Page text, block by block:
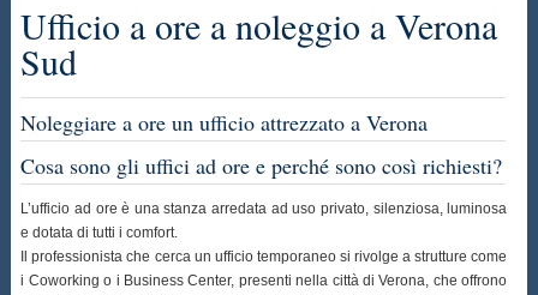
Ufficio a ore a noleggio a Verona
Sud
Noleggiare a ore un ufficio attrezzato a Verona
Cosa sono gli uffici ad ore e perché sono così richiesti?
L’ufficio ad ore è una stanza arredata ad uso privato, silenziosa, luminosa
e dotata di tutti i comfort.
Il professionista che cerca un ufficio temporaneo si rivolge a strutture come
i Coworking o i Business Center, presenti nella città di Verona, che offrono